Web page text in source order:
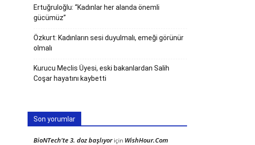
Ertuğruloğlu: “Kadınlar her alanda önemli
gücümüz”
Özkurt: Kadınların sesi duyulmalı, emeği görünür
olmalı
Kurucu Meclis Üyesi, eski bakanlardan Salih
Coşar hayatını kaybetti
Son yorumlar
BioNTech’te 3. doz başlıyoriçin WishHour.Com